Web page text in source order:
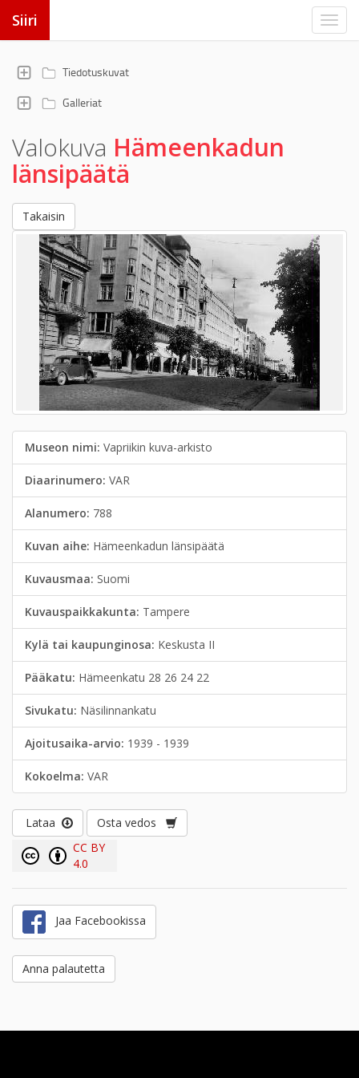
Siiri
Tiedotuskuvat
Galleriat
Valokuva Hämeenkadun
länsipäätä
Takaisin
Museon nimi: Vapriikin kuva-arkisto
Diaarinumero: VAR
Alanumero: 788
Kuvan aihe: Hämeenkadun länsipäätä
Kuvausmaa: Suomi
Kuvauspaikkakunta: Tampere
Kylä tai kaupunginosa: Keskusta II
Pääkatu: Hämeenkatu 28 26 24 22
Sivukatu: Näsilinnankatu
Ajoitusaika-arvio: 1939 - 1939
Kokoelma: VAR
Lataa
Osta vedos
CC BY
4.0
Jaa Facebookissa
Anna palautetta